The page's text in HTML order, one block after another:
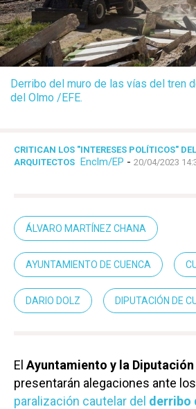
Derribo del muro de las vías del tren
del Olmo /EFE.
CRITICAN LOS "INTERESES POLÍTICOS"
ARQUITECTOS Enclm/EP - 20/04/2023
ÁLVARO MARTÍNEZ CHANA
AYUNTAMIENTO DE CUENCA
DARIO DOLZ DIPUTACIÓN DE
El Ayuntamiento y la Diputación
presentarán alegaciones ante
paralización cautelar del derribo